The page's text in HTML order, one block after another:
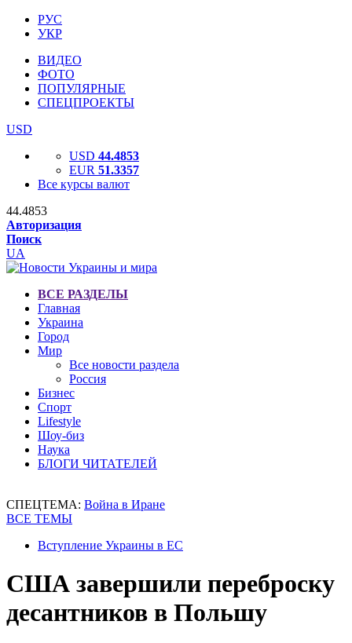
РУС
УКР
ВИДЕО
ФОТО
ПОПУЛЯРНЫЕ
СПЕЦПРОЕКТЫ
USD
USD 44.4853
EUR 51.3357
Все курсы валют
44.4853
Авторизация
Поиск
UA
ВСЕ РАЗДЕЛЫ
Главная
Украина
Город
Мир
Все новости раздела
Россия
Бизнес
Спорт
Lifestyle
Шоу-биз
Наука
БЛОГИ ЧИТАТЕЛЕЙ
СПЕЦТЕМА: Война в Иране
ВСЕ ТЕМЫ
Вступление Украины в ЕС
США завершили переброску
десантников в Польшу